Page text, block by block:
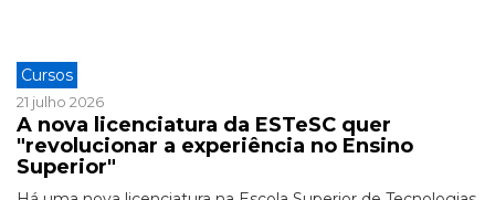
Cursos
21 julho 2026
A nova licenciatura da ESTeSC quer
"revolucionar a experiência no Ensino
Superior"